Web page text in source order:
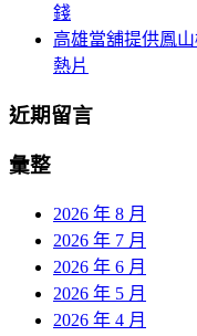
錢
高雄當舖提供鳳
熱片
近期留言
彙整
2026 年 8 月
2026 年 7 月
2026 年 6 月
2026 年 5 月
2026 年 4 月